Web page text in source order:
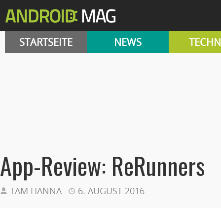
STARTSEITE NEWS
App-Review: ReRunners
TAM HANNA 6. AUGUST 2016